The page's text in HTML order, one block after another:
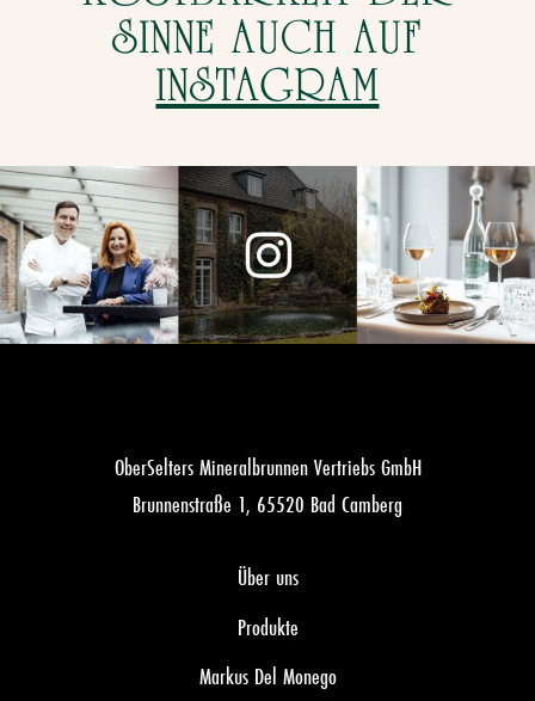
SINNE AUCH AUF
INSTAGRAM
OberSelters Mineralbrunnen Vertriebs GmbH
Brunnenstraße 1, 65520 Bad Camberg
Über uns
Produkte
Markus Del Monego